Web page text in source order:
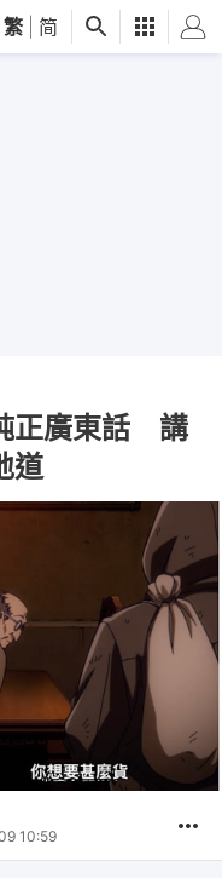
繁 简
正廣東話 講
道
10:59